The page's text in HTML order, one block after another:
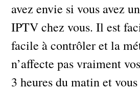
avez envie si vous avez
IPTV chez vous. Il est
facile à contrôler et la
n’affecte pas vraiment
3 heures du matin et